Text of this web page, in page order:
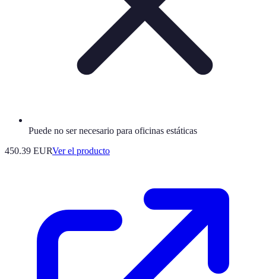
Puede no ser necesario para oficinas estáticas
450.39 EURVer el producto